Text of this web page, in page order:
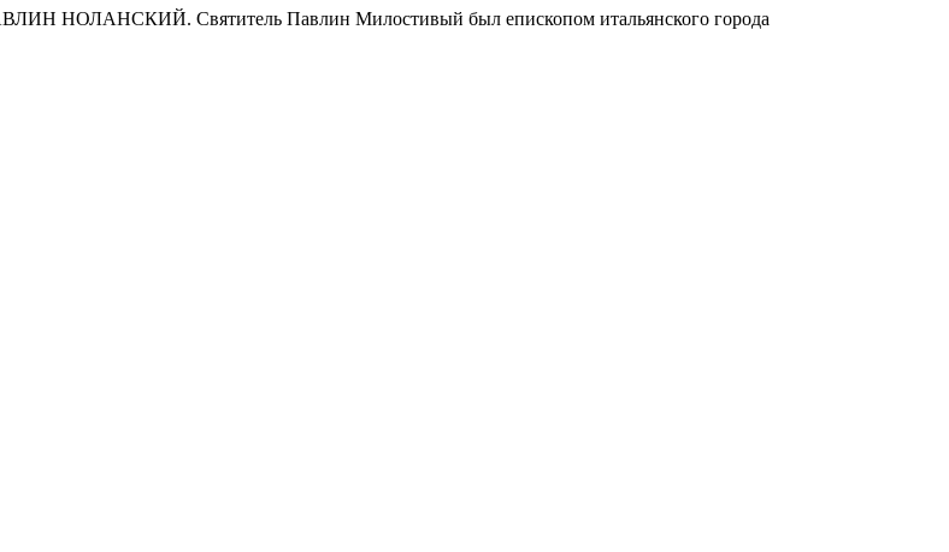
НОЛАНСКИЙ. Святитель Павлин Милостивый был епископом итальянского города